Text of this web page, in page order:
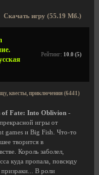
Скачать игру (55.19 Мб.)
Рейтинг: 10.0 (5)
квесты, приключения (6441)
of Fate: Into Oblivion -
игры от
games и Big Fish. Что-то
творится в
Король заболел,
куда пропала, повсюду
призраки... В роли